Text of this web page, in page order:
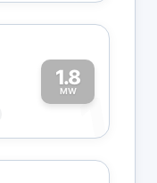
1.8
MW1